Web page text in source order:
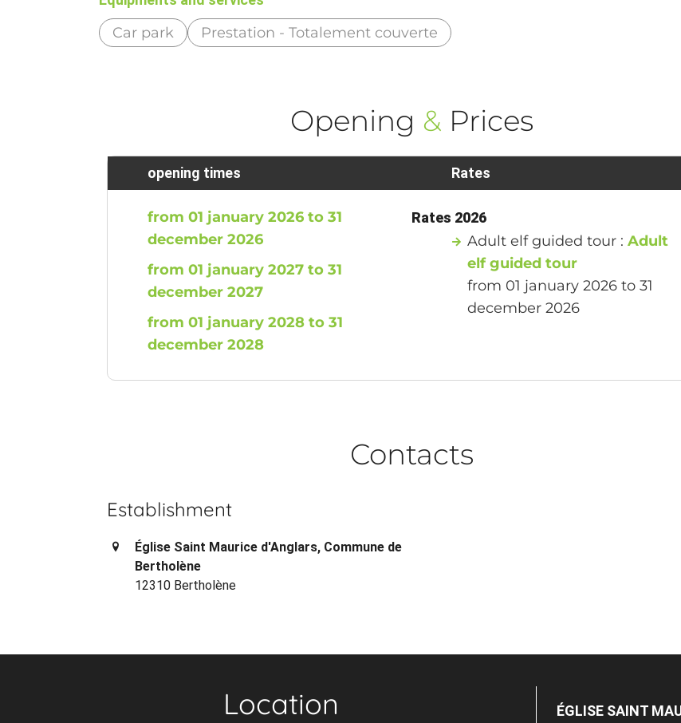
Car park Prestation - Totalement couverte
Opening & Prices
opening times
from 01 january 2026 to 31
december 2026
from 01 january 2027 to 31
december 2027
from 01 january 2028 to 31
december 2028
Rates
Rates 2026
Adult elf guided tour :Adult
elf guided tour
from 01 january 2026 to 31
december 2026
Contacts
Establishment
Église Saint Maurice d'Anglars, Commune de
Bertholène
12310 Bertholène
Location
ÉGLISE SAINT